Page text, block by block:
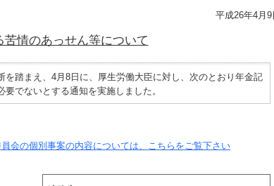
平成26年4月9
苦情のあっせん等について
踏まえ、4月8日に、厚生労働大臣に対し、次のとおり年金記
でないとする通知を実施しました。
会の個別事案の内容については、こちらをご覧下さい